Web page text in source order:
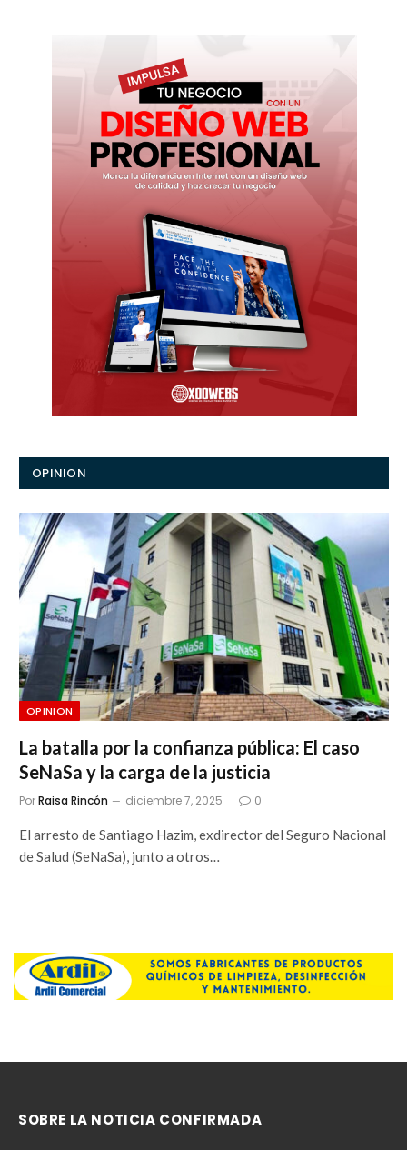
OPINION
OPINION
La batalla por la confianza pública: El caso
SeNaSa y la carga de la justicia
PorRaisa Rincón diciembre 7, 2025 0
El arresto de Santiago Hazim, exdirector del Seguro Nacional
de Salud (SeNaSa), junto a otros…
SOBRE LA NOTICIA CONFIRMADA